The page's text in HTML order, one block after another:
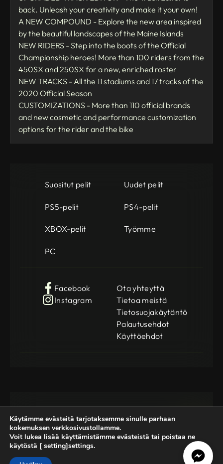
back. Unleash your creativity and make it your own!
A NEW COMPOUND - Explore the new area inspired
by the beautiful landscapes of the Maine Islands
NEW RIDERS - Step into the boots of the Official
Championship heroes! More than 100 riders from the
450SX and 250SX for a new, enriched roster
NEW TRACKS - All the 11 stadiums and 17 tracks of the
2020 Official Season
CUSTOMIZATIONS - More than 110 official brands
and new cosmetic and performance customization
options for the rider and the bike
Gamedog OÜ
Registration Code: 14962369
Suositut pelit Uudet pelit
PS5-pelit PS4-pelit
XBOX-pelit Työmme
PC
Facebook
Instagram
Ota yhteyttä
Tietoa meistä
Tietosuojakäytäntö
Palautusehdot
Käyttöehdot
Käytämme evästeitä tarjotaksemme sinulle parhaan
kokemuksen verkkosivustollamme.
Voit lukea lisää käyttämistämme evästeistä tai poistaa ne
käytöstä [ setting]settings.